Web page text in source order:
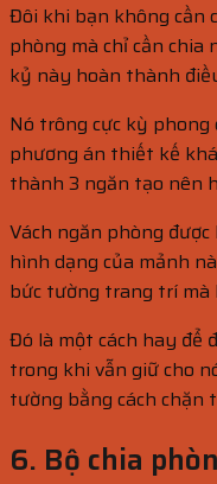
Đôi khi bạn không cần
phòng mà chỉ cần
kỷ này hoàn thành
Nó trông cực kỳ
phương án thiết kế
thành 3 ngăn tạo nên
Vách ngăn phòng
hình dạng của mảnh
bức tường trang trí mà
Đó là một cách hay để
trong khi vẫn giữ cho
tường bằng cách chặn
6. Bộ chia